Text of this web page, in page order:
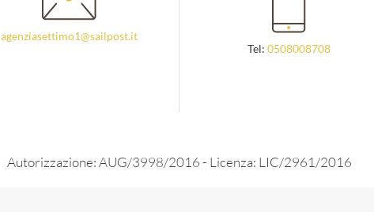
agenziasettimo1@sailpost.it
Tel: 0508008708
Autorizzazione: AUG/3998/2016 - Licenza: LIC/2961/2016